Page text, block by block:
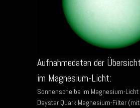
Aufnahmedaten der
im Magnesium-Licht:
Sonnenscheibe im Magnesium-Licht
Daystar Quark Magnesium-Filter